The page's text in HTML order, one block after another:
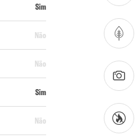
Sim
Não
Não
Sim
Não